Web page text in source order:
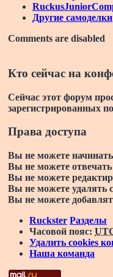
Другие самоделки
Comments are disabled
Кто сейчас на
Сейчас этот форум
зарегистрированных
Права доступа
Вы не можете
Вы не можете
Вы не можете
Вы не можете удалять
Вы не можете
Ruckster Разделы
Часовой пояс:
Удалить cookies
Наша команда